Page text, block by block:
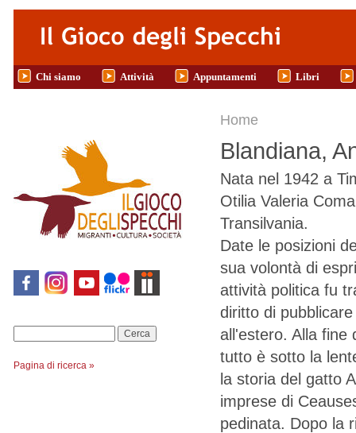
Salta al contenuto principale
Chi siamo Attività Appuntamenti Libri
Pagina di ricerca »
Tu sei qui
Home
Blandiana,
Nata nel 1942 a
Otilia Valeria
Transilvania.
Date le posizioni
sua volontà di
attività politica fu
diritto di
all'estero. Alla fine
tutto è sotto la
la storia del gatto
imprese di
pedinata. Dopo la